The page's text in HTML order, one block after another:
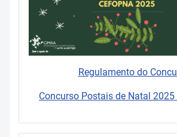
Regulamento do
Concurso Postais de Natal 2025